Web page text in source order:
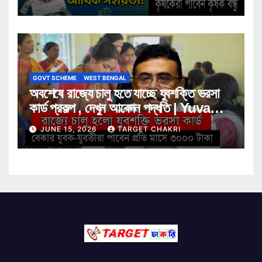
GOVT SCHEME WEST BENGAL
অবশেষে রাজ্যে চালু হতে যাচ্ছে যুবশক্তি ভরসা
কার্ড প্রকল্প , দেখুন আবেদন পদ্ধতি | Yuva
Shakti Bharosa Card Scheme
JUNE 15, 2026 TARGET CHAKRI